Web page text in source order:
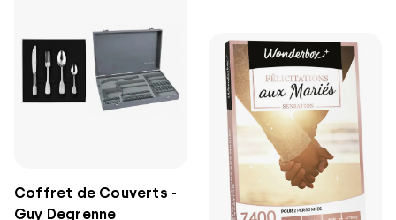
Coffret de Couverts -
Guy Degrenne